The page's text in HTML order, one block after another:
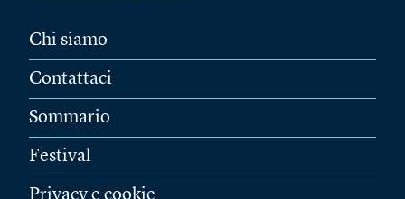
Chi siamo
Contattaci
Sommario
Festival
Privacy e cookie